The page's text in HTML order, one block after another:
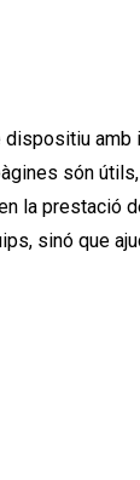
dispositiu
són
la prestació
sinó que